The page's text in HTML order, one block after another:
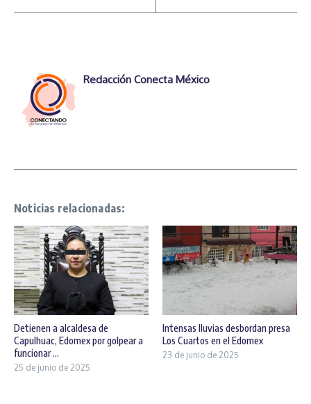
Redacción Conecta México
Noticias relacionadas:
Detienen a alcaldesa de
Capulhuac, Edomex por golpear a
funcionar ...
25 de junio de 2025
Intensas lluvias desbordan presa
Los Cuartos en el Edomex
23 de junio de 2025